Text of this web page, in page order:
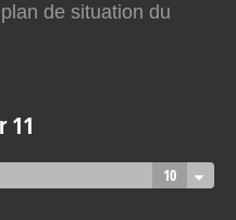
de situation du
11
10